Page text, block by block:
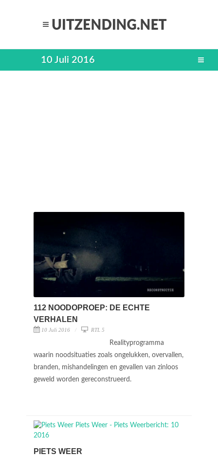
10 Juli 2016
112 NOODOPROEP: DE ECHTE
VERHALEN
10 Juli 2016 RTL 5
Realityprogramma
waarin noodsituaties zoals ongelukken, overvallen,
branden, mishandelingen en gevallen van zinloos
geweld worden gereconstrueerd.
PIETS WEER